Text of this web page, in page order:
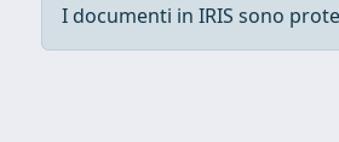
I documenti in IRIS sono